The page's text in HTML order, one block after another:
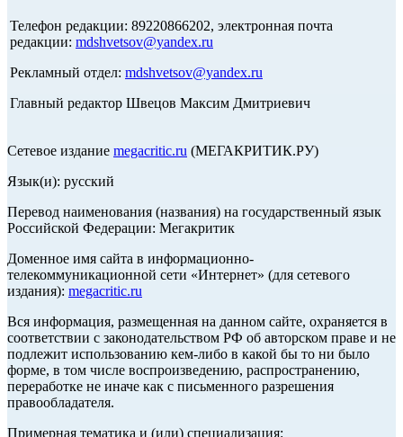
Телефон редакции: 89220866202, электронная почта
редакции: mdshvetsov@yandex.ru
Рекламный отдел: mdshvetsov@yandex.ru
Главный редактор Швецов Максим Дмитриевич
Сетевое издание megacritic.ru (МЕГАКРИТИК.РУ)
Язык(и): русский
Перевод наименования (названия) на государственный язык
Российской Федерации: Мегакритик
Доменное имя сайта в информационно-
телекоммуникационной сети «Интернет» (для сетевого
издания): megacritic.ru
Вся информация, размещенная на данном сайте, охраняется в
соответствии с законодательством РФ об авторском праве и не
подлежит использованию кем-либо в какой бы то ни было
форме, в том числе воспроизведению, распространению,
переработке не иначе как с письменного разрешения
правообладателя.
Примерная тематика и (или) специализация: